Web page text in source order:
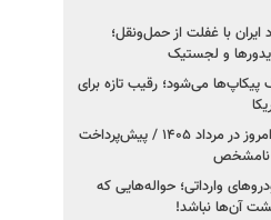
با غفلت از حمل‌ونقل؛
و لجستیک
می‌شود؛ رقیب تازه برای
فروش کوییک اس از امروز در مرداد ۱۴۰۵ / پیش‌پرداخت
وارداتی؛ حواله‌هایی که
آن‌ها نباشد!